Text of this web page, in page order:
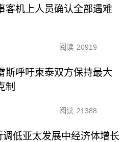
客机上人员确认全部遇难
阅读 20919
斯呼吁柬泰双方保持最大
制
阅读 21388
低亚太发展中经济体增长